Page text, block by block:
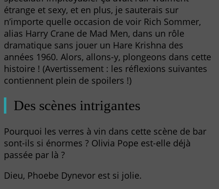
étrange et sexy, et en plus, je sauterais sur
n’importe quelle occasion de voir Rich Sommer,
alias Harry Crane de Mad Men, dans un rôle
dramatique sans jouer un Hare Krishna des
années 1960. Alors, allons-y, plongeons dans cette
histoire ! (Avertissement : les réflexions suivantes
contiennent plein de spoilers !)
Des scènes intrigantes
Pourquoi les verres à vin dans cette scène de bar
sont-ils si énormes ? Olivia Pope est-elle déjà
passée par là ?
Dieu, Phoebe Dynevor est si jolie.